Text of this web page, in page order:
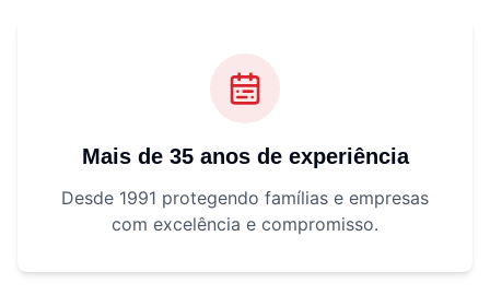
Mais de 35 anos de experiência
Desde 1991 protegendo famílias e empresas
com excelência e compromisso.